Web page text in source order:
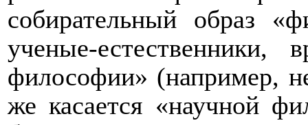
собирательный образ
ученые-естественники,
философии» (например,
же касается «научной